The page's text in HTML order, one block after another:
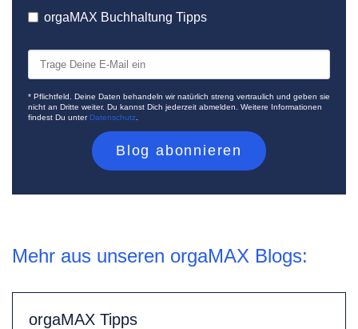
orgaMAX Buchhaltung Tipps
* Pflichtfeld. Deine Daten behandeln wir natürlich streng vertraulich und geben sie
nicht an Dritte weiter. Du kannst Dich jederzeit abmelden. Weitere Informationen
findest Du unterDatenschutz
Mehr aus unseren orgaMAX Blogs:
orgaMAX Tipps